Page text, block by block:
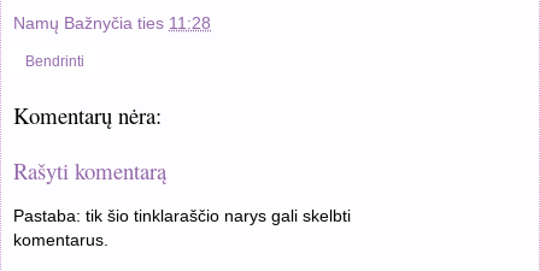
Namų Bažnyčia ties 11:28
Bendrinti
Komentarų nėra:
Rašyti komentarą
Pastaba: tik šio tinklaraščio narys gali skelbti
komentarus.